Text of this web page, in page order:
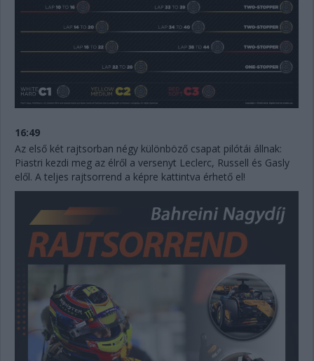
16:49
Az első két rajtsorban négy különböző csapat pilótái állnak:
Piastri kezdi meg az élről a versenyt Leclerc, Russell és Gasly
elől. A teljes rajtsorrend a képre kattintva érhető el!